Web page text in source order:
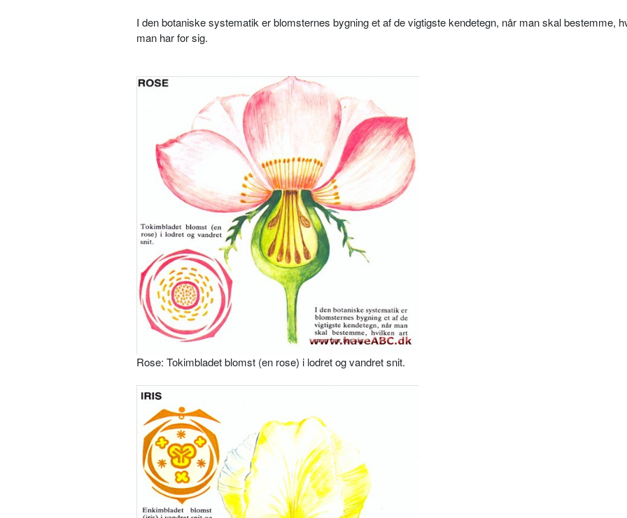
I den botaniske systematik er blomsternes bygning et af de vigtigste kendetegn, når man skal bestemme,
man har for sig.
Rose: Tokimbladet blomst (en rose) i lodret og vandret snit.